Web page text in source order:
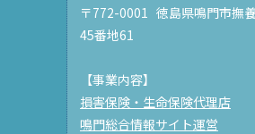
〒772-0001 徳島県鳴門市撫
45番地61
【事業内容】
損害保険・生命保険代理店
鳴門総合情報サイト運営